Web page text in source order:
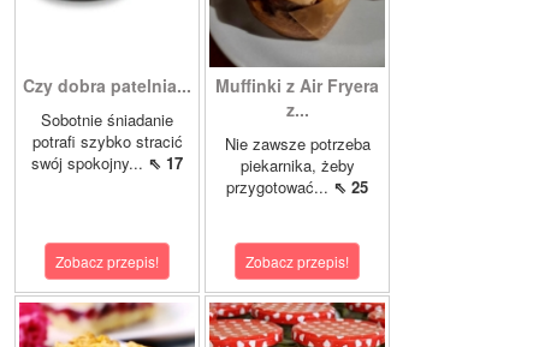
Czy dobra patelnia...
Sobotnie śniadanie
potrafi szybko stracić
swój spokojny... ⇖ 17
Zobacz przepis!
Muffinki z Air Fryera
z...
Nie zawsze potrzeba
piekarnika, żeby
przygotować... ⇖ 25
Zobacz przepis!